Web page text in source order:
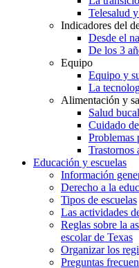
Telesalud
Indicadores del
Desde el
De los 3
Equipo
Equipo y
La
Alimentación y
Salud bucal
Cuidado
Problemas
Trastornos
Educación y escuelas
Información
Derecho a la
Tipos de escuelas
Las actividades
Reglas sobre la
escolar de Texas
Organizar los
Preguntas